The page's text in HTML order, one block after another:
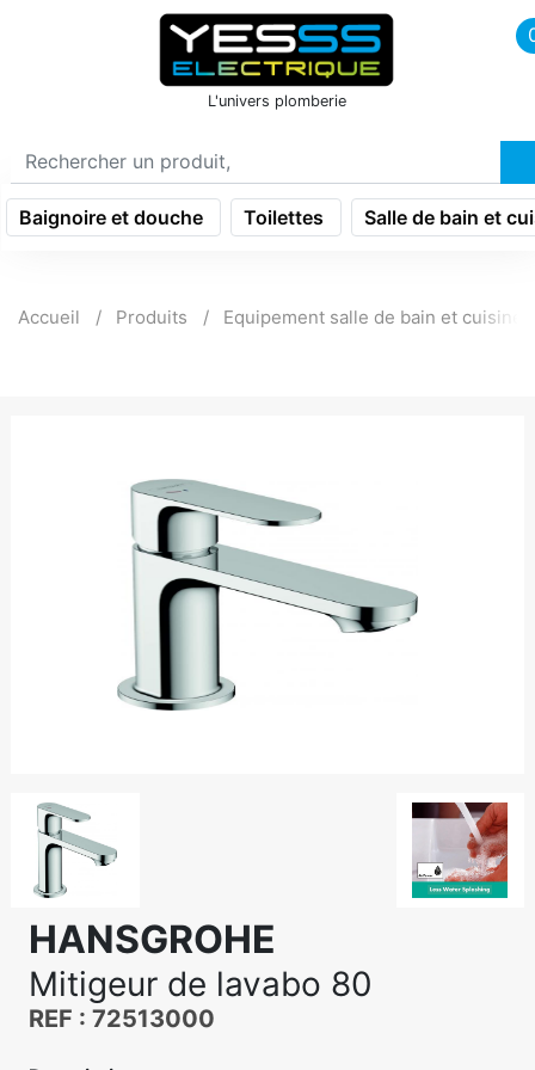
icon menu burger
L'univers plomberie
Baignoire et douche Toilettes Salle de bain et
Accueil Produits Equipement salle de bain et cuisine
HANSGROHE
Mitigeur de lavabo 80
REF : 72513000